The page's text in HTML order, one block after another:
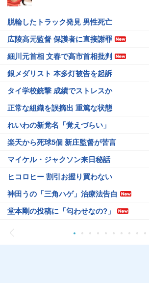
脱輪したトラック発見 男性死亡
広陵高元監督 保護者に直接謝罪
細川元首相 文春で高市首相批判
銀メダリスト 本多灯被告を起訴
タイ学校銃撃 成績でストレスか
正常な組織を誤摘出 重篤な状態
れいわの新党名「覚えづらい」
楽天から死球5個 新庄監督が苦言
マイケル・ジャクソン来日秘話
ヒコロヒー 割引お握り買わない
神田うの「三角ハゲ」治療法告白
堂本剛の投稿に「匂わせなの?」